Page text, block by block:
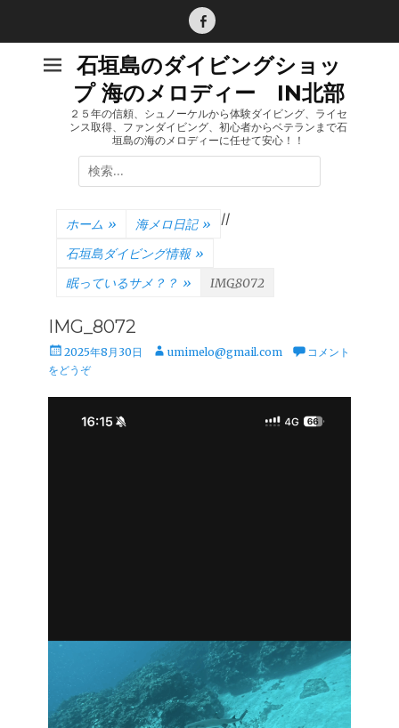
Facebook
石垣島のダイビングショッ
プ 海のメロディー IN北部
２５年の信頼、シュノーケルから体験ダイビング、ライセ
ンス取得、ファンダイビング、初心者からベテランまで石
垣島の海のメロディーに任せて安心！！
検
索:
ホーム » 海メロ日記 » /
石垣島ダイビング情報 »
/
眠っているサメ？？ » IMG_8072
IMG_8072
投
稿
2025年8月30日
投 umimelo@gmail.com
コメント
をどうぞ